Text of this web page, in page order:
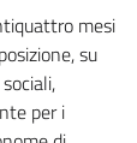
mesi
su
per i